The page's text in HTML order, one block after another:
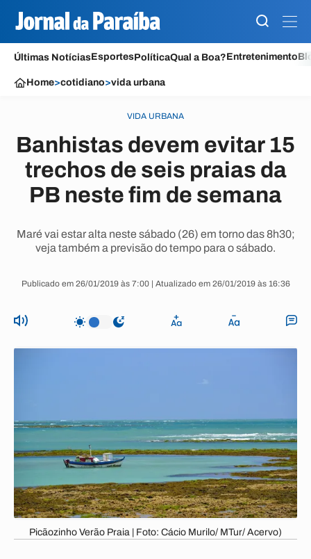
Últimas NotíciasEsportesPolíticaQual a Boa?Entretenimento
Home>cotidiano>vida urbana
VIDA URBANA
Banhistas devem evitar 15
trechos de seis praias da
PB neste fim de semana
Maré vai estar alta neste sábado (26) em torno das 8h30;
veja também a previsão do tempo para o sábado.
Publicado em 26/01/2019 às 7:00 | Atualizado em 26/01/2019 às 16:36
Picãozinho Verão Praia | Foto: Cácio Murilo/ MTur/ Acervo)